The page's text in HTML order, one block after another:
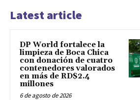
Latest article
DP World fortalece la
limpieza de Boca Chica
con donación de cuatro
contenedores valorados
en más de RD$2.4
millones
6 de agosto de 2026